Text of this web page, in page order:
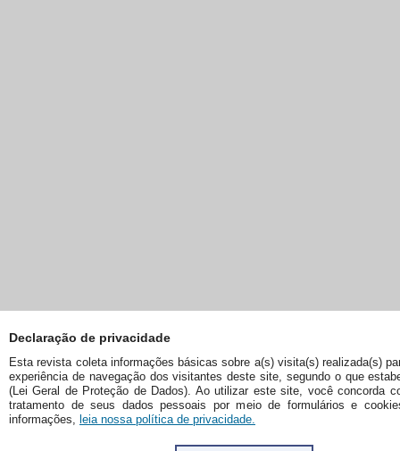
Declaração de privacidade
Esta revista coleta informações básicas sobre a(s) visita(s) realizada(s)
experiência de navegação dos visitantes deste site, segundo o que
(Lei Geral de Proteção de Dados). Ao utilizar este site, você concorda
tratamento de seus dados pessoais por meio de formulários e
informações, leia nossa política de privacidade.